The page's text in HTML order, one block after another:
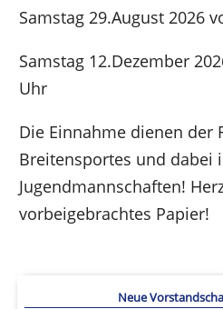
Samstag 29.August 2026
Samstag 12.Dezember
Uhr
Die Einnahme dienen der
Breitensportes und dabei
Jugendmannschaften!
vorbeigebrachtes Papier!
Neue